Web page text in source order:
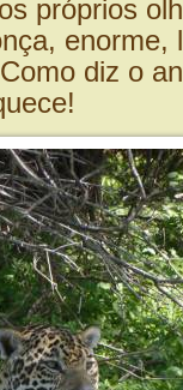
próprios
enorme,
diz o